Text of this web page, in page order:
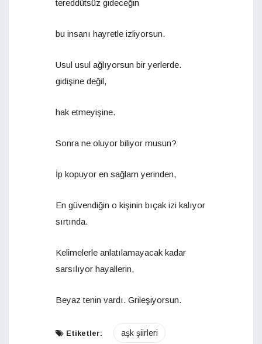
tereddütsüz gideceğin
bu insanı hayretle izliyorsun.
Usul usul ağlıyorsun bir yerlerde.
gidişine değil,
hak etmeyişine.
Sonra ne oluyor biliyor musun?
İp kopuyor en sağlam yerinden,
En güvendiğin o kişinin bıçak izi kalıyor
sırtında.
Kelimelerle anlatılamayacak kadar
sarsılıyor hayallerin,
Beyaz tenin vardı. Grileşiyorsun.
Etiketler: aşk şiirleri